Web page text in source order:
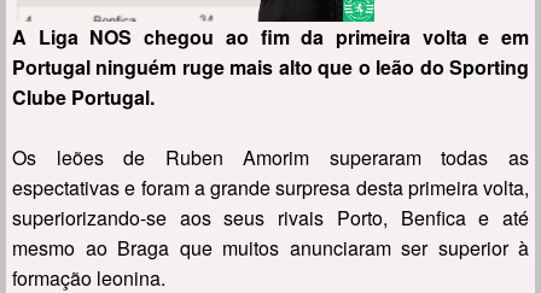
A Liga NOS chegou ao fim da primeira volta e em
Portugal ninguém ruge mais alto que o leão do Sporting
Clube Portugal.
Os leões de Ruben Amorim superaram todas as
espectativas e foram a grande surpresa desta primeira volta,
superiorizando-se aos seus rivais Porto, Benfica e até
mesmo ao Braga que muitos anunciaram ser superior à
formação leonina.